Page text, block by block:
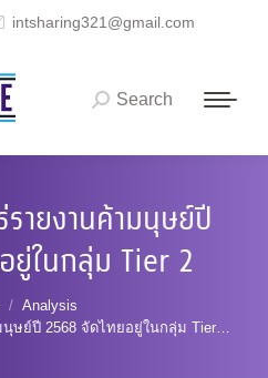
intsharing321@gmail.com
Search:
Search
ายงานค้ามนุษย์ปี
ยู่ในกลุ่ม Tier 2
Analysis
นุษย์ปี 2568 จัดไทยอยู่ในกลุ่ม Tier…